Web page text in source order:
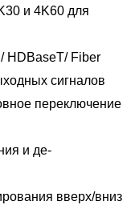
и 4K60 для
HDBaseT/ Fiber
сигналов
переключение
и де-
вверх/вниз